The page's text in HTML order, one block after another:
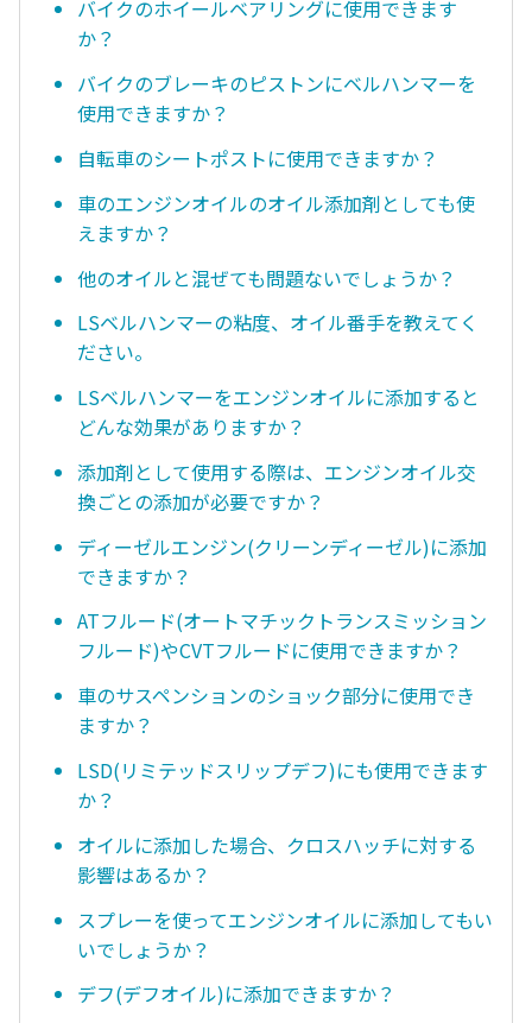
バイクのホイールベアリングに使用できます
か？
バイクのブレーキのピストンにベルハンマーを
使用できますか？
自転車のシートポストに使用できますか？
車のエンジンオイルのオイル添加剤としても使
えますか？
他のオイルと混ぜても問題ないでしょうか？
LSベルハンマーの粘度、オイル番手を教えてく
ださい。
LSベルハンマーをエンジンオイルに添加すると
どんな効果がありますか？
添加剤として使用する際は、エンジンオイル交
換ごとの添加が必要ですか？
ディーゼルエンジン(クリーンディーゼル)に添加
できますか？
ATフルード(オートマチックトランスミッション
フルード)やCVTフルードに使用できますか？
車のサスペンションのショック部分に使用でき
ますか？
LSD(リミテッドスリップデフ)にも使用できます
か？
オイルに添加した場合、クロスハッチに対する
影響はあるか？
スプレーを使ってエンジンオイルに添加してもい
いでしょうか？
デフ(デフオイル)に添加できますか？